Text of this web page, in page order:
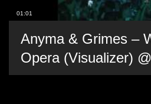
01:01
Anyma & Grimes –
Opera (Visualizer)